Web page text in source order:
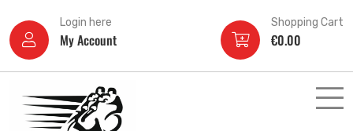
Login here
My Account
Shopping Cart
€0.00